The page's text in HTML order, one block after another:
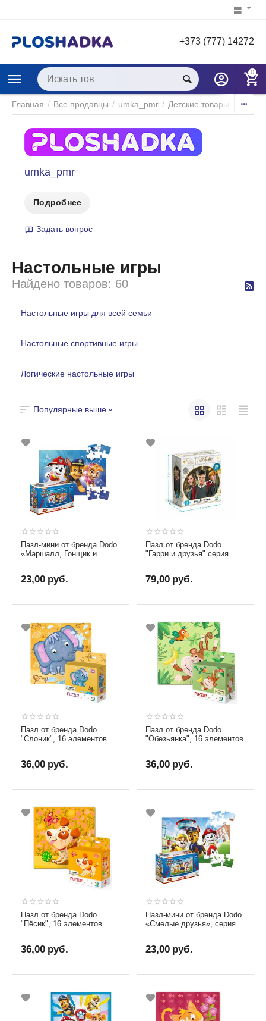
+373 (777) 14272
0
Главная / Все продавцы / umka_pmr / Детские товары Игры
Настольные игры
Найдено товаров: 60
Настольные игры для всей семьи
Настольные спортивные игры
Логические настольные игры
Популярные выше
Пазл-мини от бренда Dodo
«Маршалл, Гонщик и
23,00 руб.
Пазл от бренда Dodo
"Гарри и друзья" серия
79,00 руб.
Пазл от бренда Dodo
"Слоник", 16 элементов
36,00 руб.
Пазл от бренда Dodo
"Обезьянка", 16 элементов
36,00 руб.
Пазл от бренда Dodo
"Пёсик", 16 элементов
36,00 руб.
Пазл-мини от бренда Dodo
«Смелые друзья», серия
23,00 руб.
umka_pmr
Подробнее
Задать вопрос